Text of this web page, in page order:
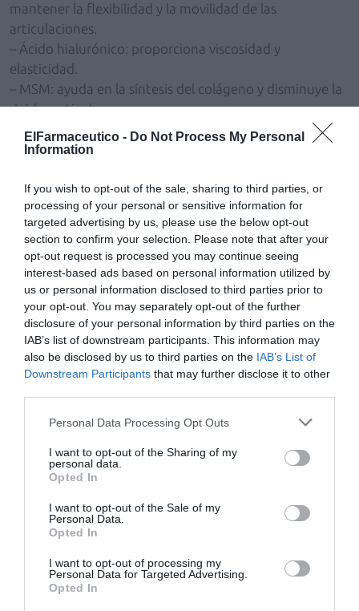
ElFarmaceutico - Do Not Process My Personal
Information
If you wish to opt-out of the sale, sharing to third parties, or
processing of your personal or sensitive information for
targeted advertising by us, please use the below opt-out
section to confirm your selection. Please note that after your
opt-out request is processed you may continue seeing
interest-based ads based on personal information utilized by
us or personal information disclosed to third parties prior to
your opt-out. You may separately opt-out of the further
disclosure of your personal information by third parties on the
IAB’s list of downstream participants. This information may
also be disclosed by us to third parties on the IAB’s List of
Downstream Participants that may further disclose it to other
Personal Data Processing Opt Outs
I want to opt-out of the Sharing of my
personal data.
Opted In
I want to opt-out of the Sale of my
Personal Data.
Opted In
I want to opt-out of processing my
Personal Data for Targeted Advertising.
Opted In
mantener la flexibilidad y la movilidad de las
articulaciones.
– Ácido hialurónico: proporciona viscosidad y
elasticidad.
– MSM: ayuda en la síntesis del colágeno y disminuye la
rigidez articular.
– Cúrcuma: protege a las células e interviene en la
respuesta inflamatoria.
articulaciones.
– Condroitina: interviene en el metabolismo articular y
ayuda a preservar el cartílago.
De venta en farmacias y tiendas de dietética,
Regen&Dol se presenta en un envase con 60
comprimidos de 700 mg y su PVP es 22,70 €.
Añadir El Farmacéutico
como fuente preferida
de Google de forma gratuita
Mantente informado con las últimas noticias de actualidad.
ACTIVAR AHORA
Eladiet regenerador articular